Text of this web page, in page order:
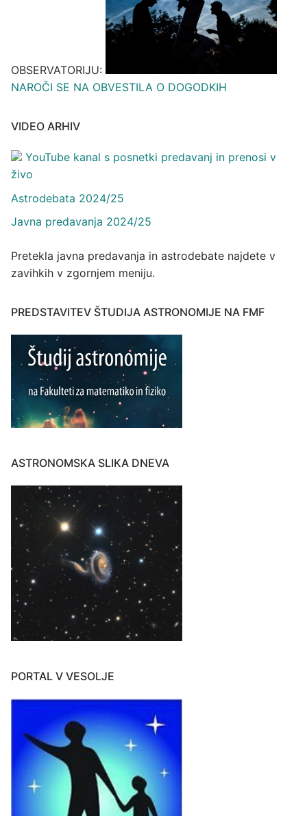
OBSERVATORIJU:
NAROČI SE NA OBVESTILA O DOGODKIH
VIDEO ARHIV
YouTube kanal s posnetki predavanj in prenosi v
živo
Astrodebata 2024/25
Javna predavanja 2024/25
Pretekla javna predavanja in astrodebate najdete v
zavihkih v zgornjem meniju.
PREDSTAVITEV ŠTUDIJA ASTRONOMIJE NA FMF
ASTRONOMSKA SLIKA DNEVA
PORTAL V VESOLJE